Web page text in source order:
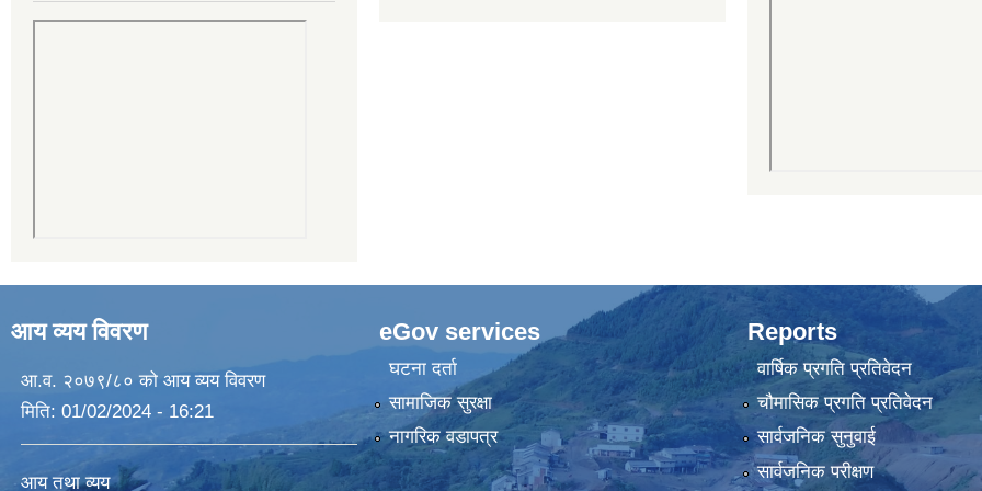
आय व्यय विवरण
आ.व. २०७९/८० को आय व्यय विवरण
मिति: 01/02/2024 - 16:21
आय तथा व्यय
eGov services
घटना दर्ता
सामाजिक सुरक्षा
नागरिक वडापत्र
Reports
वार्षिक प्रगति प्रतिवेदन
चौमासिक प्रगति प्रतिवेदन
सार्वजनिक सुनुवाई
सार्वजनिक परीक्षण